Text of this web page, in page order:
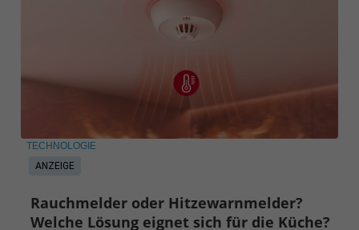
ANZEIGE
TECHNOLOGIE
Rauchmelder oder Hitzewarnmelder?
Welche Lösung eignet sich für die Küche?